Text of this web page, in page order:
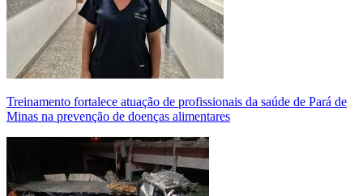
Treinamento fortalece atuação de profissionais da saúde de Pará de
Minas na prevenção de doenças alimentares